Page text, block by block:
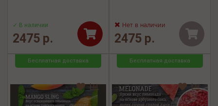
✓ В наличии
2475 р.
Нет в наличии
2475 р.
Бесплатная доставка Бесплатная доставка